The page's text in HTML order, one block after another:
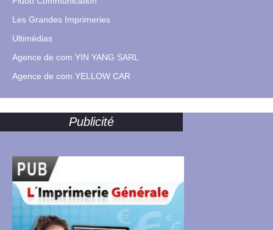
Les Grandes Imprimeries
Ultimédias
Agence de com YIN YANG SARL
Agence de com YELLOW CAR
Publicité